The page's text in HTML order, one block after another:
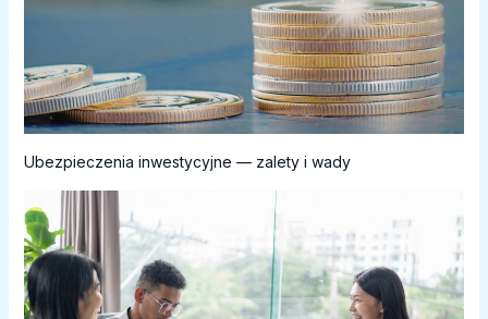
Ubezpieczenia inwestycyjne — zalety i wady